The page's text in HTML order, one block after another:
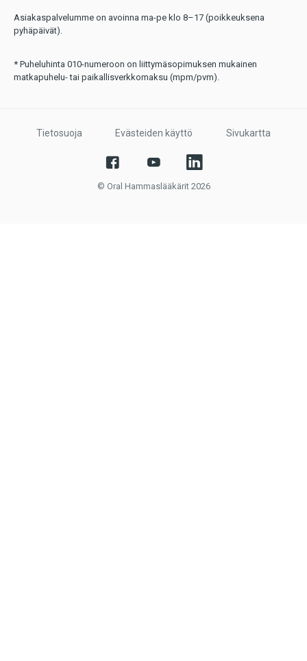
Asiakaspalvelumme on avoinna ma-pe klo 8–17 (poikkeuksena
pyhäpäivät).
* Puheluhinta 010-numeroon on liittymäsopimuksen mukainen
matkapuhelu- tai paikallisverkkomaksu (mpm/pvm).
Tietosuoja Evästeiden käyttö Sivukartta
© Oral Hammaslääkärit 2026